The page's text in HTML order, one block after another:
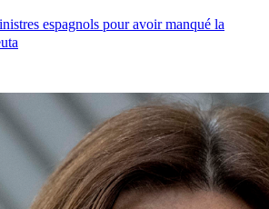
espagnols pour avoir manqué la